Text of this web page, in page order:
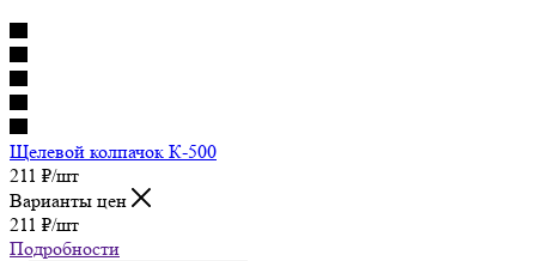
Щелевой колпачок К-500
211 ₽/шт
Варианты цен
211 ₽/шт
Подробности